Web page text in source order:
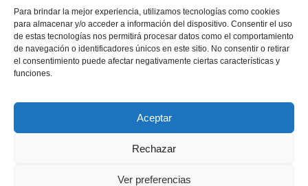
Para brindar la mejor experiencia, utilizamos tecnologías como cookies
para almacenar y/o acceder a información del dispositivo. Consentir el uso
de estas tecnologías nos permitirá procesar datos como el comportamiento
de navegación o identificadores únicos en este sitio. No consentir o retirar
el consentimiento puede afectar negativamente ciertas características y
funciones.
Aceptar
Rechazar
Ver preferencias
SHARE THIS SELECTION